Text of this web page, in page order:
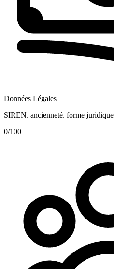
Données Légales
SIREN, ancienneté, forme juridique
0/100